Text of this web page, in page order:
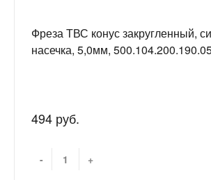
Фреза ТВС конус закругленный,
насечка, 5,0мм,
494 руб.
- +